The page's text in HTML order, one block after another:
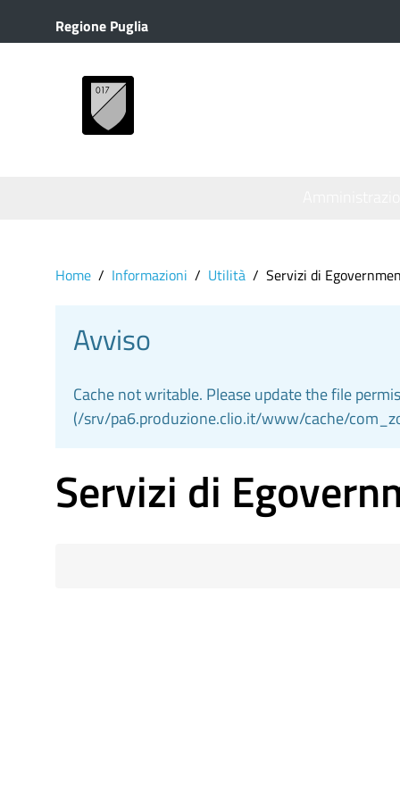
Regione Puglia
Home Informazioni Utilità Servizi di
Avviso
Cache not writable. Please update the file
(/srv/pa6.produzione.clio.it/www/cache/
Servizi di